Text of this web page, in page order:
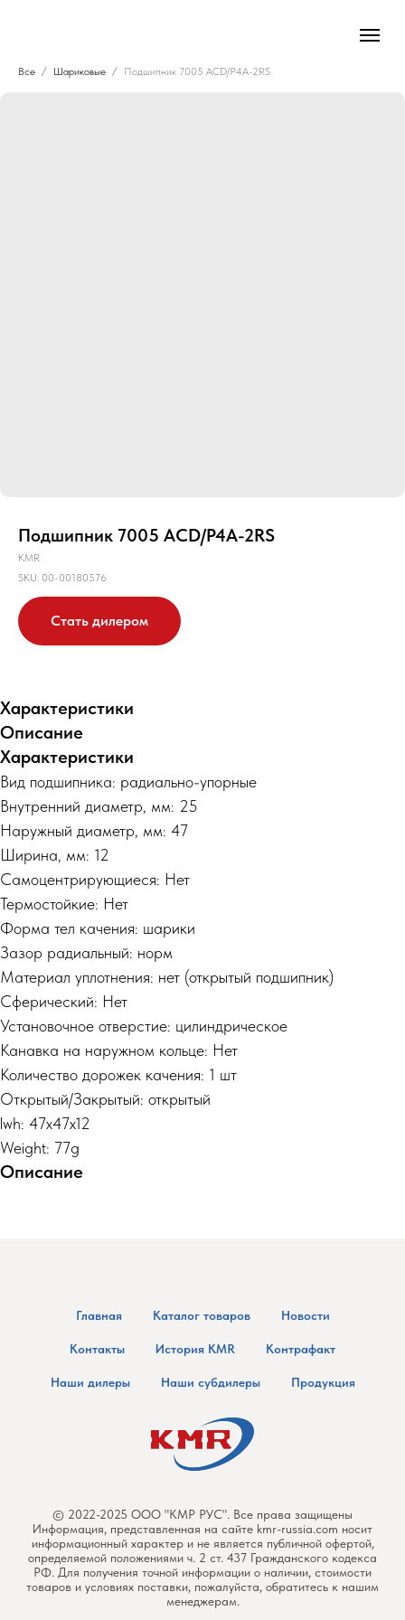
Все Шариковые Подшипник 7005 ACD/P4A-2RS
Подшипник 7005 ACD/P4A-2RS
KMR
SKU: 00-00180576
Стать дилером
Характеристики
Описание
Характеристики
Вид подшипника: радиально-упорные
Внутренний диаметр, мм: 25
Наружный диаметр, мм: 47
Ширина, мм: 12
Самоцентрирующиеся: Нет
Термостойкие: Нет
Форма тел качения: шарики
Зазор радиальный: норм
Материал уплотнения: нет (открытый подшипник)
Сферический: Нет
Установочное отверстие: цилиндрическое
Канавка на наружном кольце: Нет
Количество дорожек качения: 1 шт
Открытый/Закрытый: открытый
lwh: 47x47x12
Weight: 77g
Описание
Главная Каталог товаров Новости
Контакты История KMR Контрафакт
Наши дилеры Наши субдилеры Продукция
© 2022-2025 ООО "КМР РУС". Все права защищены
Информация, представленная на сайте kmr-russia.com носит
информационный характер и не является публичной офертой,
определяемой положениями ч. 2 ст. 437 Гражданского кодекса
РФ. Для получения точной информации о наличии, стоимости
товаров и условиях поставки, пожалуйста, обратитесь к нашим
менеджерам.